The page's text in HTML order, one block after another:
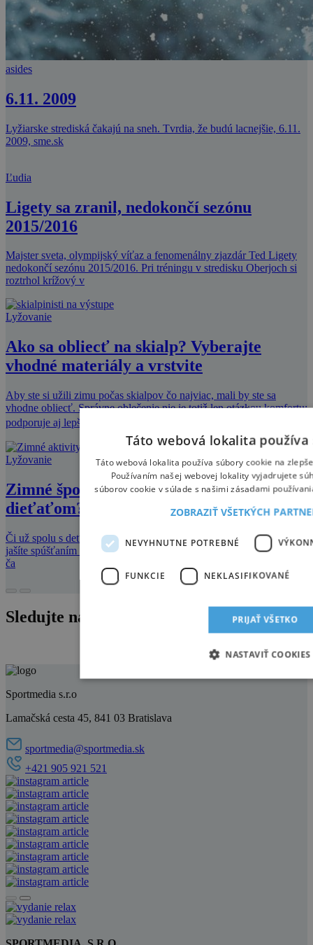
asides
6.11. 2009
Lyžiarske strediská čakajú na sneh. Tvrdia, že budú lacnejšie, 6.11.
2009, sme.sk
Ľudia
Ligety sa zranil, nedokončí sezónu
2015/2016
Majster sveta, olympijský víťaz a fenomenálny zjazdár Ted Ligety
nedokončí sezónu 2015/2016. Pri tréningu v stredisku Oberjoch si
roztrhol krížový v
Lyžovanie
Ako sa obliecť na skialp? Vyberajte
vhodné materiály a vrstvite
Aby ste si užili zimu počas skialpov čo najviac, mali by ste sa
vhodne obliecť. Správne oblečenie nie je totiž len otázkou komfortu;
podporuje aj lepš�
Lyžovanie
Zimné športové aktivity s malým
dieťaťom? Smelo do toho!
Či už spolu s deťmi využívate výhody moderných vozíkov, alebo sa
jašíte spúšťaním z kopca na sánkach či lyžiach, hlavné je, že trávite
ča
Sledujte nás na instagrame
Sportmedia s.r.o
Lamačská cesta 45, 841 03 Bratislava
sportmedia@sportmedia.sk
+421 905 921 521
Táto webová lokalita
Táto webová lokalita používa súbory cookie na
Používaním našej webovej lokality vyjadrujete
súborov cookie v súlade s našimi zásadami
ZOBRAZIŤ VŠETKÝCH
NEVYHNUTNE POTREBNÉ
FUNKCIE NEKLASIFIKOVANÉ
PRIJAŤ VŠETKO
NASTAVIŤ COOKIES